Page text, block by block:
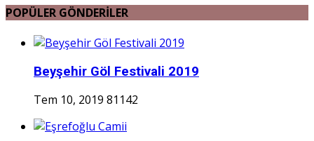
POPÜLER GÖNDERİLER
Beyşehir Göl Festivali 2019
Tem 10, 2019 81142